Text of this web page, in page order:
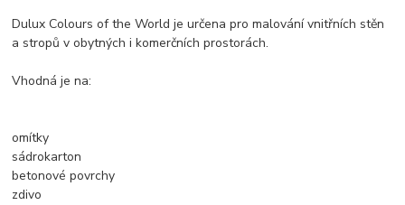
Dulux Colours of the World je určena pro malování vnitřních stěn
a stropů v obytných i komerčních prostorách.
Vhodná je na:
omítky
sádrokarton
betonové povrchy
zdivo